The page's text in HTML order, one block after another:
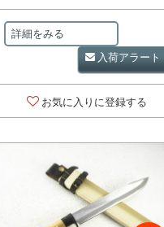
詳細をみる
入荷アラート
お気に入りに登録する